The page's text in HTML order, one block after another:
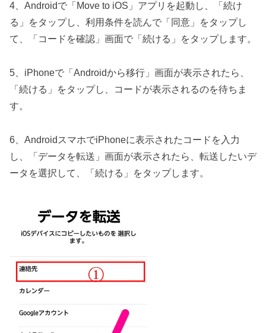
4、Androidで「Move to iOS」アプリを起動し、「続け
る」をタップし、利用条件を読んで「同意」をタップし
て、「コードを確認」画面で「続ける」をタップします。
5、iPhoneで「Androidから移行」画面が表示されたら、
「続ける」をタップし、コードが表示されるのを待ちま
す。
6、AndroidスマホでiPhoneに表示されたコードを入力
し、「データを転送」画面が表示されたら、転送したいデ
ータを選択して、「続ける」をタップします。